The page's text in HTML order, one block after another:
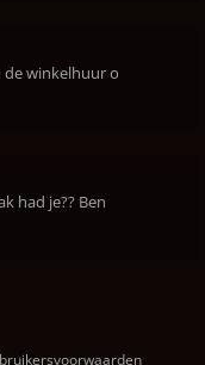
de winkelhuur o
had je?? Ben